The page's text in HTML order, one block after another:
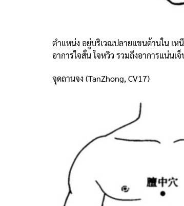
ตำแหน่ง อยู่บริเวณปลายแขนด้านใน เ
อาการใจสั่น ใจหวิว รวมถึงอาการแน่นเ
จุดถานจง (TanZhong, CV17)